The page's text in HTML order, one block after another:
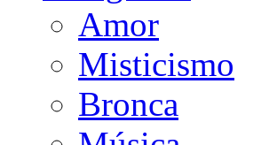
Amor
Misticismo
Bronca